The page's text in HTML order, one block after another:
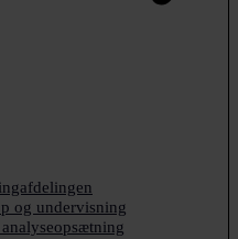
og undervisning